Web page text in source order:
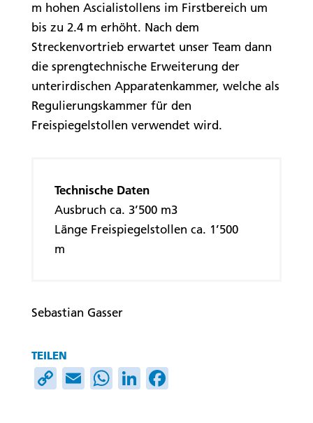
m hohen Ascialistollens im Firstbereich um
bis zu 2.4 m erhöht. Nach dem
Streckenvortrieb erwartet unser Team dann
die sprengtechnische Erweiterung der
unterirdischen Apparatenkammer, welche als
Regulierungskammer für den
Freispiegelstollen verwendet wird.
Technische Daten
Ausbruch ca. 3’500 m3
Länge Freispiegelstollen ca. 1’500
m
Sebastian Gasser
TEILEN
C
E
W Li